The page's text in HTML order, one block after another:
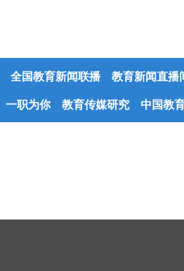
全国教育新闻联播 教育新闻直播
一职为你 教育传媒研究 中国教